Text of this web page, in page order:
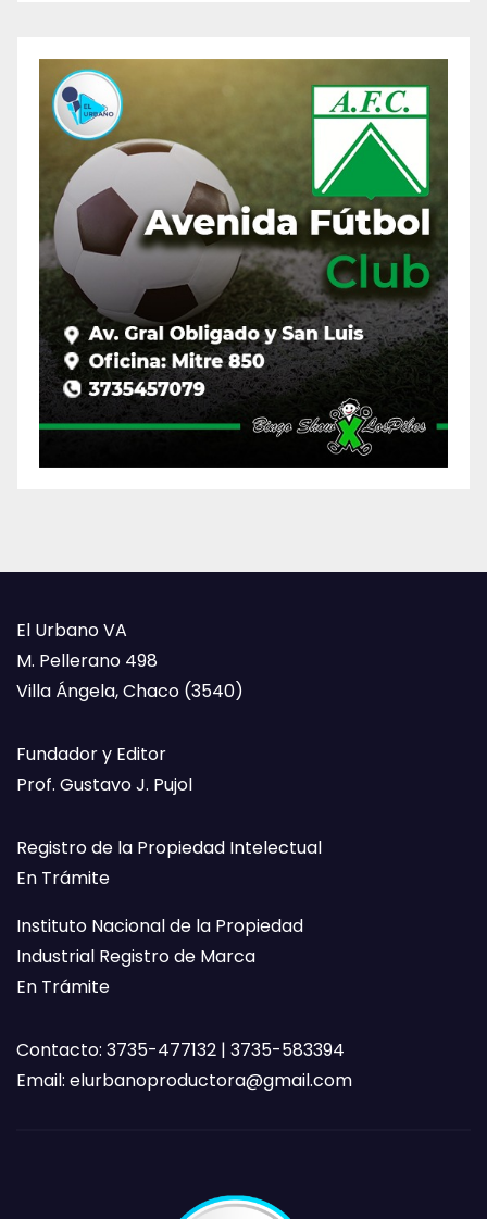
El Urbano VA
M. Pellerano 498
Villa Ángela, Chaco (3540)
Fundador y Editor
Prof. Gustavo J. Pujol
Registro de la Propiedad Intelectual
En Trámite
Instituto Nacional de la Propiedad
Industrial Registro de Marca
En Trámite
Contacto: 3735-477132 | 3735-583394
Email: elurbanoproductora@gmail.com